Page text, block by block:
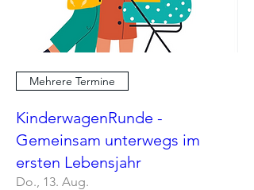
Mehrere Termine
KinderwagenRunde -
Gemeinsam unterwegs im
ersten Lebensjahr
Do., 13. Aug.